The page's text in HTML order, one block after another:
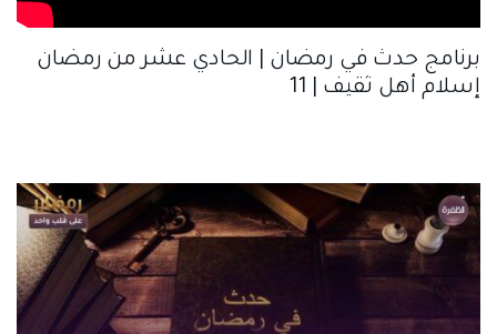
برنامج حدث في رمضان | الحادي عشر من رمضان
إسلام أهل ثقيف | 11